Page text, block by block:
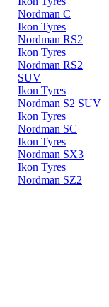
Nordman C
Ikon Tyres
Nordman RS2
Ikon Tyres
Nordman RS2
SUV
Ikon Tyres
Nordman S2 SUV
Ikon Tyres
Nordman SC
Ikon Tyres
Nordman SX3
Ikon Tyres
Nordman SZ2